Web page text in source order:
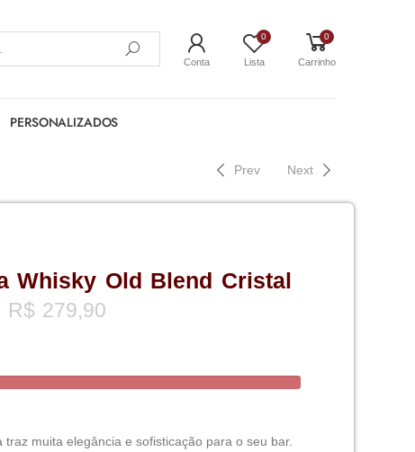
Conta
0
Lista
0
Carrinho
PERSONALIZADOS
Prev Next
Whisky Old Blend Cristal
R$ 279,90
traz muita elegância e sofisticação para o seu bar.